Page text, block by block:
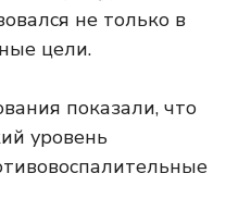
не только в
цели.
показали, что
уровень